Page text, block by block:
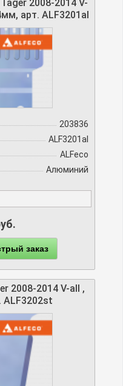
2008-2014 V-
арт. ALF3201al
203836
ALF3201al
ALFeco
Алюминий
заказ
2008-2014 V-all ,
ALF3202st